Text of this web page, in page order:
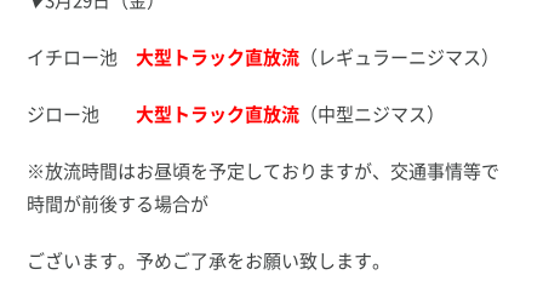
イチロー池大型トラック直放流 （レギュラーニジマス）
ジロー池大型トラック直放流 （中型ニジマス）
※放流時間はお昼頃を予定しておりますが、交通事情等で
時間が前後する場合が
ございます。予めご了承をお願い致します。